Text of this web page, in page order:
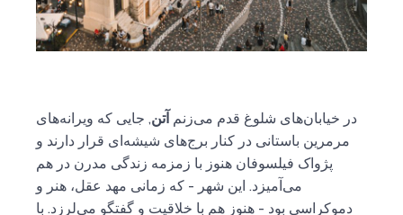
در خیابان‌های شلوغ قدم می‌زنم آتن, جایی که ویرانه‌های
مرمرین باستانی در کنار برج‌های شیشه‌ای قرار دارند و
پژواک فیلسوفان هنوز با زمزمه زندگی مدرن در هم
می‌آمیزد. این شهر - که زمانی مهد عقل، هنر و
دموکراسی بود - هنوز هم با خلاقیت و گفتگو می‌لرزد. با